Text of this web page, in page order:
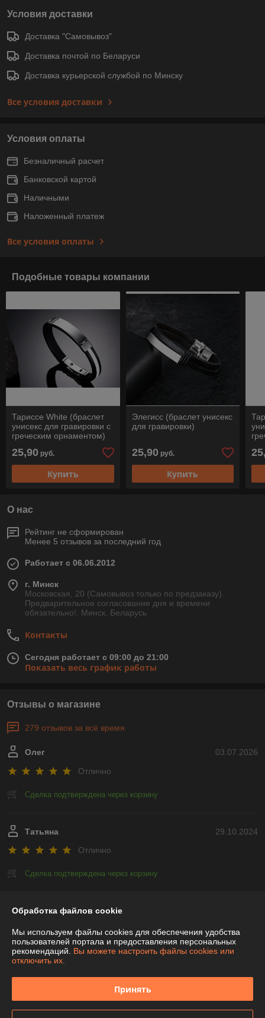
Условия доставки
Доставка "Самовывоз"
Доставка почтой по Беларуси
Доставка курьерской службой по Минску
Все условия доставки
Условия оплаты
Безналичный расчет
Банковской картой
Наличными
Наложенный платеж
Все условия оплаты
Подобные товары компании
Тариссе White (браслет
унисекс для гравировки с
греческим орнаментом)
25,90 руб.
Купить
Элегисс (браслет унисекс
для гравировки)
25,90 руб.
Купить
О нас
Рейтинг не сформирован
Менее 5 отзывов за последний год
Работает с 06.06.2012
г. Минск
Московская, 20 (Самовывоз только по предзаказу).
Предварительное согласование дня и времени
обязательно!, Минск, Беларусь
Контакты
Сегодня работает с 09:00 до 21:00
Показать весь график работы
Отзывы о магазине
279 отзывов за всё время
03.07.2026
Олег
Отлично
Сделка подтверждена через корзину
29.10.2024
Татьяна
Отлично
Сделка подтверждена через корзину
О нас
Доставка и оплата
Обработка файлов cookie
Мы используем файлы cookies для обеспечения удобства
пользователей портала и предоставления персональных
рекомендаций. Вы можете настроить файлы cookies или
отключить их.
Принять